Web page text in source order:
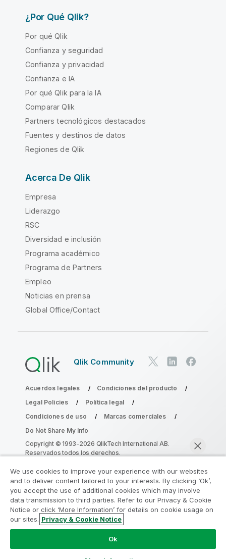
¿Por Qué Qlik?
Por qué Qlik
Confianza y seguridad
Confianza y privacidad
Confianza e IA
Por qué Qlik para la IA
Comparar Qlik
Partners tecnológicos destacados
Fuentes y destinos de datos
Regiones de Qlik
Acerca De Qlik
Empresa
Liderazgo
RSC
Diversidad e inclusión
Programa académico
Programa de Partners
Empleo
Noticias en prensa
Global Office/Contact
Qlik Community
Acuerdos legales
Condiciones del producto
Legal Policies
Política legal
Condiciones de uso
Marcas comerciales
Do Not Share My Info
Copyright © 1993-2026 QlikTech International AB.
Reservados todos los derechos.
Únase al Programa de modernización de
la analítica
Modernícese sin comprometer sus valiosas aplicaciones
de QlikView con el Programa de modernización de la
analítica.
contactar con nosotros:
ampquestions@qlik.com
We use cookies to improve your experience with our websites
and to deliver content tailored to your interests. By clicking ‘Ok’,
you accept the use of additional cookies which may involve
data transmission to third parties. Refer to our Privacy & Cookie
Notice or click ‘More Information’ for details on cookie usage on
our sites. Privacy & Cookie Notice
Ok